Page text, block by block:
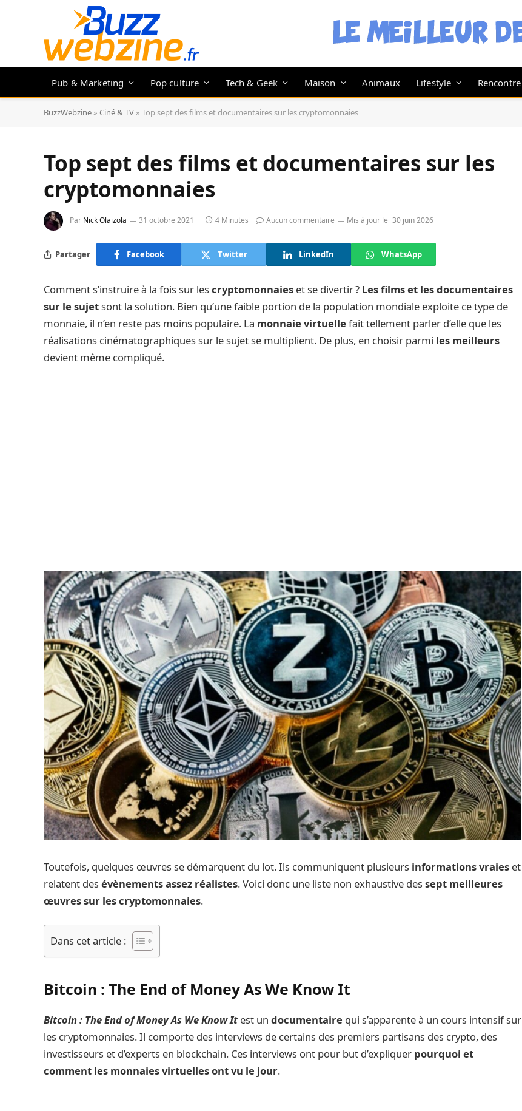
Pub & Marketing Pop culture Tech & Geek Maison Animaux Lifestyle Rencontre
BuzzWebzine » Ciné & TV » Top sept des films et documentaires sur les cryptomonnaies
Top sept des films et documentaires sur les
cryptomonnaies
Par Nick Olaizola 31 octobre 2021 4 Minutes Aucun commentaire Mis à jour le 30 juin 2026
Partager Facebook Twitter LinkedIn WhatsApp
Comment s’instruire à la fois sur lescryptomonnaies et se divertir ? Les films et les documentaires
sur le sujetsont la solution. Bien qu’une faible portion de la population mondiale exploite ce type de
monnaie, il n’en reste pas moins populaire. La monnaie virtuelle fait tellement parler d’elle que les
réalisations cinématographiques sur le sujet se multiplient. De plus, en choisir parmi les meilleurs
devient même compliqué.
Toutefois, quelques œuvres se démarquent du lot. Ils communiquent plusieurs informations vraies et
relatent desévènements assez réalistes. Voici donc une liste non exhaustive dessept meilleures
œuvres sur les cryptomonnaies.
Dans cet article :
Bitcoin : The End of Money As We Know It
Bitcoin : The End of Money As We Know It est un documentaire qui s’apparente à un cours intensif sur
les cryptomonnaies. Il comporte des interviews de certains des premiers partisans des crypto, des
investisseurs et d’experts en blockchain. Ces interviews ont pour but d’expliquer pourquoi et
comment les monnaies virtuelles ont vu le jour.